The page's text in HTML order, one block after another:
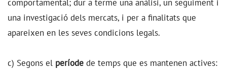
comportamental; dur a terme una anàlisi, un seguiment i
una investigació dels mercats, i per a finalitats que
apareixen en les seves condicions legals.
c) Segons el període de temps que es mantenen actives: